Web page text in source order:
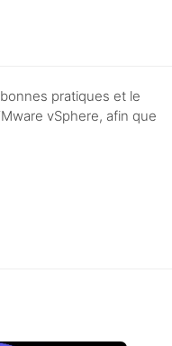
pratiques et le
vSphere, afin que